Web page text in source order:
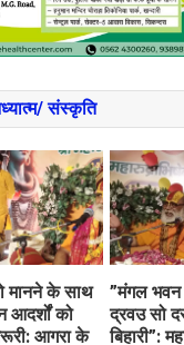
संस्‍कृति
मानने के साथ
आदर्शों को
आगरा के
​”मंगल भवन
द्रवउ सो
बिहारी”: